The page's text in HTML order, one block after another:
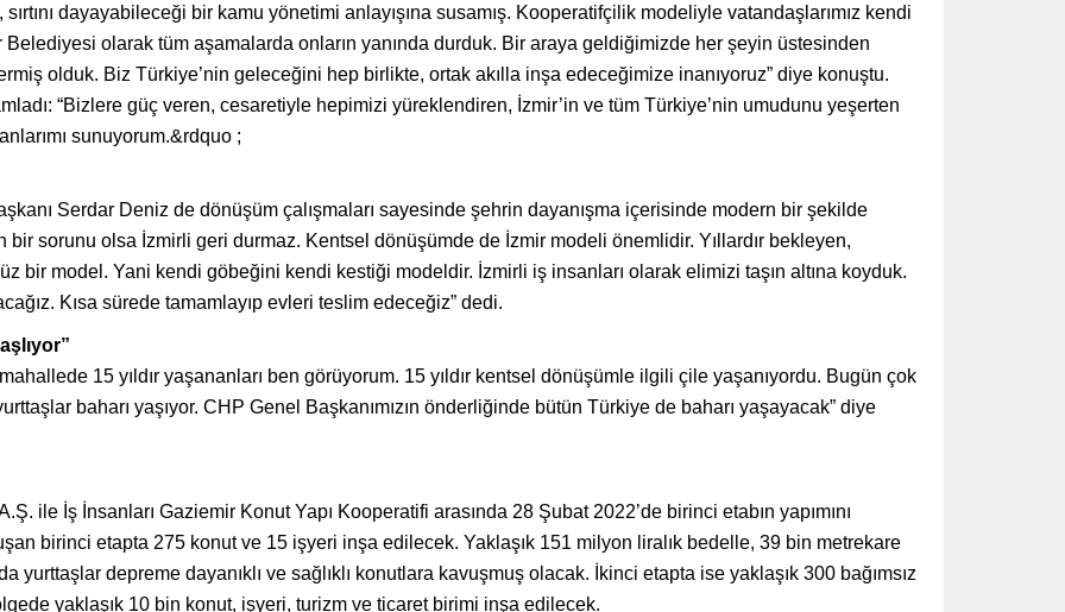
dayayabileceği bir kamu yönetimi anlayışına susamış. Kooperatifçilik modeliyle vatandaşlarımız kendi
olarak tüm aşamalarda onların yanında durduk. Bir araya geldiğimizde her şeyin üstesinden
olduk. Biz Türkiye’nin geleceğini hep birlikte, ortak akılla inşa edeceğimize inanıyoruz” diye konuştu.
“Bizlere güç veren, cesaretiyle hepimizi yüreklendiren, İzmir’in ve tüm Türkiye’nin umudunu yeşerten
sunuyorum.&rdquo ;
Serdar Deniz de dönüşüm çalışmaları sayesinde şehrin dayanışma içerisinde modern bir şekilde
sorunu olsa İzmirli geri durmaz. Kentsel dönüşümde de İzmir modeli önemlidir. Yıllardır bekleyen,
bir model. Yani kendi göbeğini kendi kestiği modeldir. İzmirli iş insanları olarak elimizi taşın altına koyduk.
Kısa sürede tamamlayıp evleri teslim edeceğiz” dedi.
15 yıldır yaşananları ben görüyorum. 15 yıldır kentsel dönüşümle ilgili çile yaşanıyordu. Bugün çok
baharı yaşıyor. CHP Genel Başkanımızın önderliğinde bütün Türkiye de baharı yaşayacak” diye
ile İş İnsanları Gaziemir Konut Yapı Kooperatifi arasında 28 Şubat 2022’de birinci etabın yapımını
birinci etapta 275 konut ve 15 işyeri inşa edilecek. Yaklaşık 151 milyon liralık bedelle, 39 bin metrekare
yurttaşlar depreme dayanıklı ve sağlıklı konutlara kavuşmuş olacak. İkinci etapta ise yaklaşık 300 bağımsız
yaklaşık 10 bin konut, işyeri, turizm ve ticaret birimi inşa edilecek.